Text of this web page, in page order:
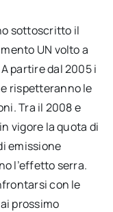
sottoscritto il
UN volto a
partire dal 2005 i
rispetteranno le
Tra il 2008 e
vigore la quota di
emissione
l’effetto serra.
con le
prossimo